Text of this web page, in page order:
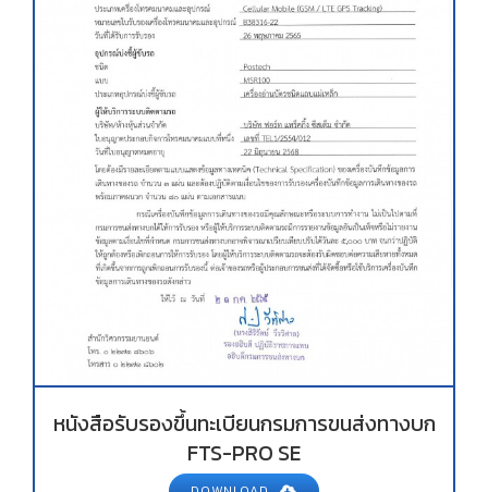
หนังสือรับรองขึ้นทะเบียนกรมการขนส่งทางบก
FTS-PRO SE